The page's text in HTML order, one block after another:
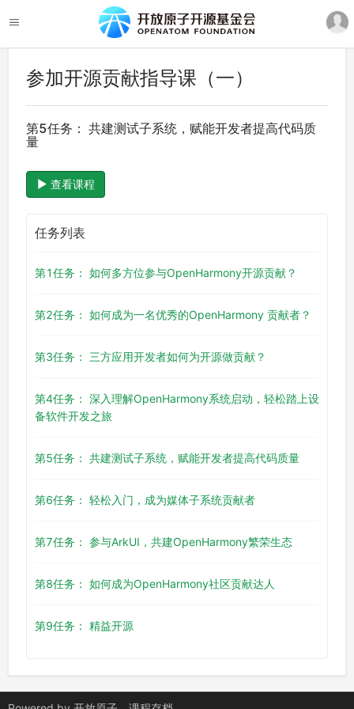
参加开源贡献指导课（一）
第5任务： 共建测试子系统，赋能开发者提高代码质
量
查看课程
任务列表
第1任务： 如何多方位参与OpenHarmony开源贡献？
第2任务： 如何成为一名优秀的OpenHarmony 贡献者？
第3任务： 三方应用开发者如何为开源做贡献？
第4任务： 深入理解OpenHarmony系统启动，轻松踏上设
备软件开发之旅
第5任务： 共建测试子系统，赋能开发者提高代码质量
第6任务： 轻松入门，成为媒体子系统贡献者
第7任务： 参与ArkUI，共建OpenHarmony繁荣生态
第8任务： 如何成为OpenHarmony社区贡献达人
第9任务： 精益开源